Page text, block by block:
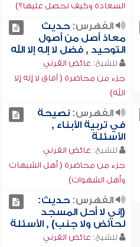
السعادة وكيف نحصل عليها؟)
الفهرس:حديث
معاذ أصل من أصول
التوحيد , فضل لا إله إلا الله
للشيخ: عائض القرني
جزء من محاضرة ( آفاق لا إله إلا
الله)
الفهرس:نصيحة
في تربية الأبناء ,
الأسئلة
للشيخ: عائض القرني
جزء من محاضرة ( أهل الشبهات
وأهل الشهوات)
الفهرس:حديث:
(إني لا أحل المسجد
لحائض ولا جنب) , الأسئلة
للشيخ: عائض القرني